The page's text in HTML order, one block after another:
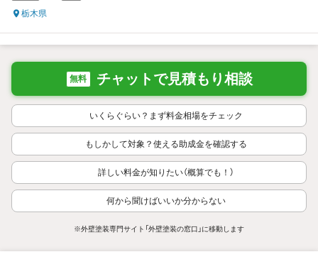
栃木県
無料 チャットで見積もり相談
いくらぐらい？まず料金相場をチェック
もしかして対象？使える助成金を確認する
詳しい料金が知りたい（概算でも！）
何から聞けばいいか分からない
※外壁塗装専門サイト「外壁塗装の窓口」に移動します